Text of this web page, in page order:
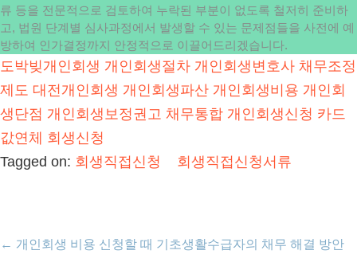
류 등을 전문적으로 검토하여 누락된 부분이 없도록 철저히 준비하
고, 법원 단계별 심사과정에서 발생할 수 있는 문제점들을 사전에 예
방하여 인가결정까지 안정적으로 이끌어드리겠습니다.
도박빚개인회생 개인회생절차 개인회생변호사 채무조정
제도 대전개인회생 개인회생파산 개인회생비용 개인회
생단점 개인회생보정권고 채무통합 개인회생신청 카드
값연체
회생신청
Tagged on: 회생직접신청 회생직접신청서류
← 개인회생 비용 신청할 때 기초생활수급자의 채무 해결 방안